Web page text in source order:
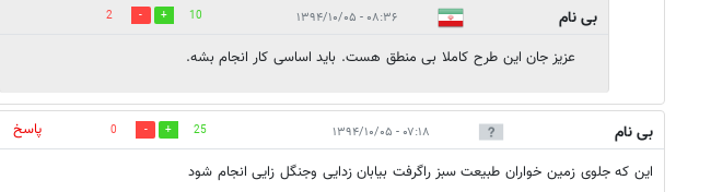
بی نام ۰۸:۳۶ - ۱۳۹۴/۱۰/۰۵ 10
2
عزیز جان این طرح کاملا بی منطق هست. باید اساسی کار انجام بشه.
بی نام ۰۷:۱۸ - ۱۳۹۴/۱۰/۰۵ 25
0
پاسخ
این که جلوی زمین خواران طبیعت سبز راگرفت بیابان زدایی وجنگل زایی انجام شود